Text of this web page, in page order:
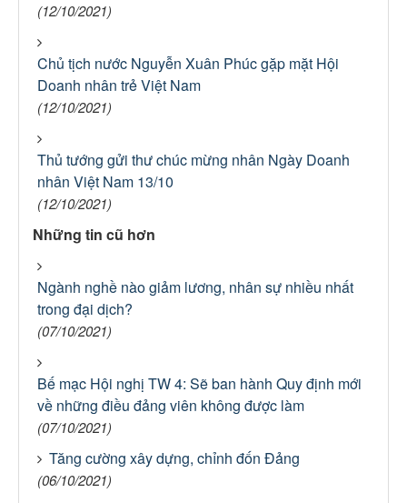
(12/10/2021)
Chủ tịch nước Nguyễn Xuân Phúc gặp mặt Hội
Doanh nhân trẻ Việt Nam
(12/10/2021)
Thủ tướng gửi thư chúc mừng nhân Ngày Doanh
nhân Việt Nam 13/10
(12/10/2021)
Những tin cũ hơn
Ngành nghề nào giảm lương, nhân sự nhiều nhất
trong đại dịch?
(07/10/2021)
Bế mạc Hội nghị TW 4: Sẽ ban hành Quy định mới
về những điều đảng viên không được làm
(07/10/2021)
Tăng cường xây dựng, chỉnh đốn Đảng
(06/10/2021)